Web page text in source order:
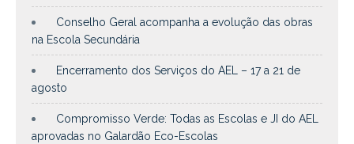
Conselho Geral acompanha a evolução das obras
na Escola Secundária
Encerramento dos Serviços do AEL – 17 a 21 de
agosto
Compromisso Verde: Todas as Escolas e JI do AEL
aprovadas no Galardão Eco-Escolas